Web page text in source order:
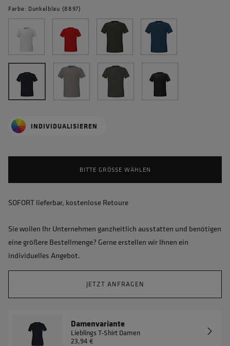
Farbe: Dunkelblau (8897)
INDIVIDUALISIEREN
BITTE GRÖSSE WÄHLEN
SOFORT lieferbar, kostenlose Retoure
Sie wollen Ihr Unternehmen ganzheitlich ausstatten und benötigen
eine größere Bestellmenge? Gerne erstellen wir Ihnen ein
individuelles Angebot.
JETZT ANFRAGEN
Damenvariante
Lieblings T-Shirt Damen
23,94 €